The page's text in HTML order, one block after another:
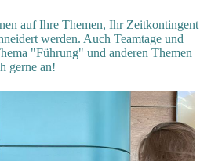
auf Ihre Themen, Ihr Zeitkontingent
werden. Auch Teamtage und
"Führung" und anderen Themen
gerne an!